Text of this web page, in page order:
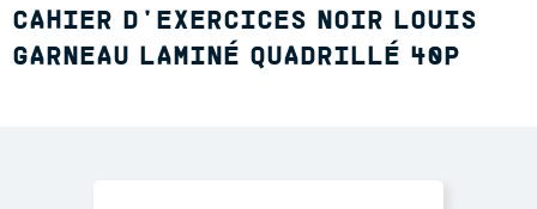
CAHIER D'EXERCICES NOIR LOUIS
GARNEAU LAMINÉ QUADRILLÉ 40P